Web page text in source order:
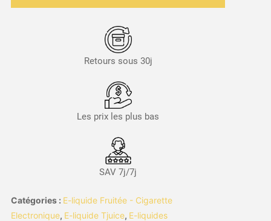
Retours sous 30j
Les prix les plus bas
SAV 7j/7j
Catégories : E-liquide Fruitée - Cigarette
Electronique, E-liquide Tjuice, E-liquides